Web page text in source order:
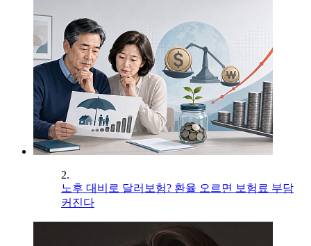
2.
노후 대비로 달러보험? 환율 오르면 보험료 부담
커진다